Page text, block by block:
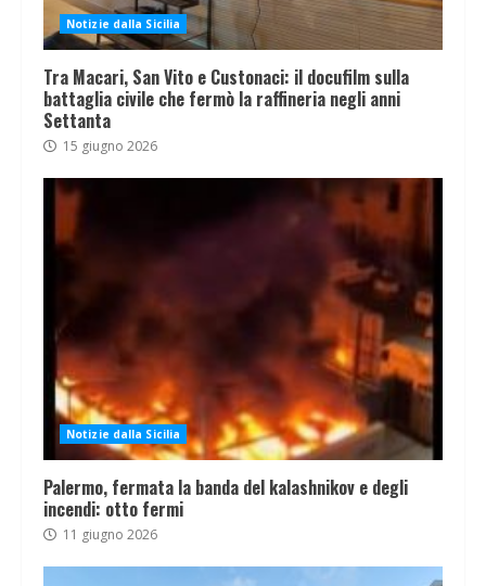
Notizie dalla Sicilia
Tra Macari, San Vito e Custonaci: il docufilm sulla
battaglia civile che fermò la raffineria negli anni
Settanta
15 giugno 2026
Notizie dalla Sicilia
Palermo, fermata la banda del kalashnikov e degli
incendi: otto fermi
11 giugno 2026